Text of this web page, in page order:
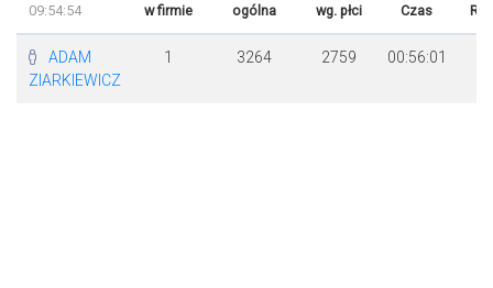
09:54:54
w firmie
ogólna
wg. płci
Czas
ADAM
ZIARKIEWICZ
1 3264 2759 00:56:01